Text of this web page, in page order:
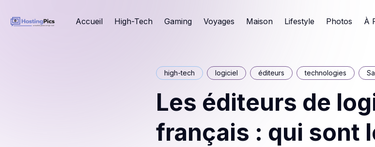
Accueil High-Tech Gaming Voyages Maison Lifestyle Photos À
high-tech logiciel éditeurs technologies
Les éditeurs de
français : qui sont